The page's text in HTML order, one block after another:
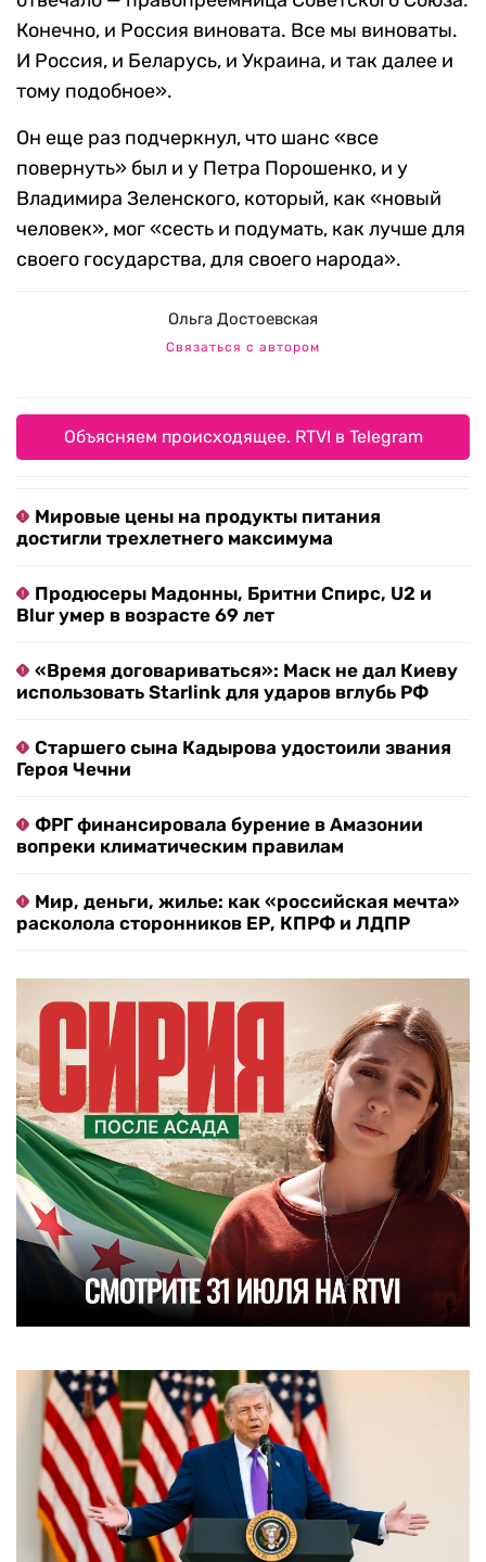
Конечно, и Россия виновата. Все мы виноваты.
И Россия, и Беларусь, и Украина, и так далее и
тому подобное».
Он еще раз подчеркнул, что шанс «все
повернуть» был и у Петра Порошенко, и у
Владимира Зеленского, который, как «новый
человек», мог «сесть и подумать, как лучше для
своего государства, для своего народа».
Ольга Достоевская
Связаться с автором
Объясняем происходящее. RTVI в Telegram
Мировые цены на продукты питания
достигли трехлетнего максимума
Продюсеры Мадонны, Бритни Спирс, U2 и
Blur умер в возрасте 69 лет
«Время договариваться»: Маск не дал Киеву
использовать Starlink для ударов вглубь РФ
Старшего сына Кадырова удостоили звания
Героя Чечни
ФРГ финансировала бурение в Амазонии
вопреки климатическим правилам
Мир, деньги, жилье: как «российская мечта»
расколола сторонников ЕР, КПРФ и ЛДПР